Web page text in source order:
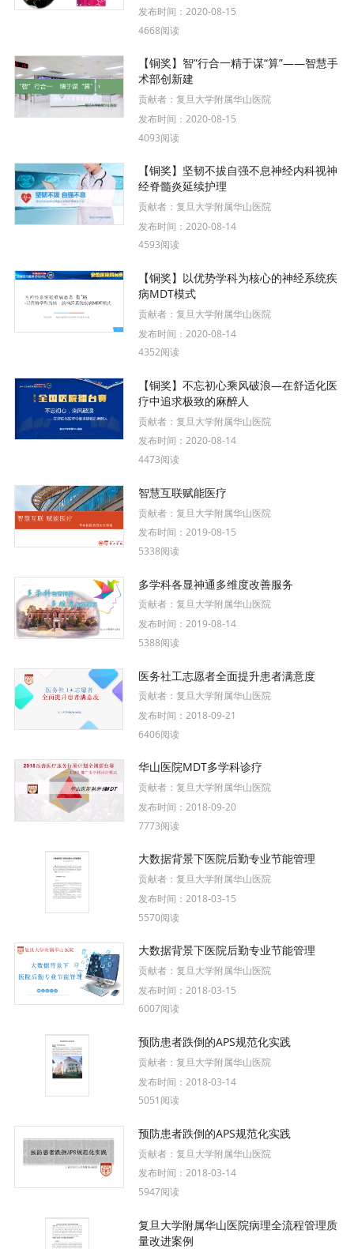
发布时间： 2020-08-15
4668阅读
【铜奖】智”行合一精于谋“算”——智慧手
术部创新建
贡献者： 复旦大学附属华山医院
发布时间： 2020-08-15
4093阅读
【铜奖】坚韧不拔自强不息神经内科视神
经脊髓炎延续护理
贡献者： 复旦大学附属华山医院
发布时间： 2020-08-14
4593阅读
【铜奖】以优势学科为核心的神经系统疾
病MDT模式
贡献者： 复旦大学附属华山医院
发布时间： 2020-08-14
4352阅读
【铜奖】不忘初心乘风破浪—在舒适化医
疗中追求极致的麻醉人
贡献者： 复旦大学附属华山医院
发布时间： 2020-08-14
4473阅读
智慧互联赋能医疗
贡献者： 复旦大学附属华山医院
发布时间： 2019-08-15
5338阅读
多学科各显神通多维度改善服务
贡献者： 复旦大学附属华山医院
发布时间： 2019-08-14
5388阅读
医务社工志愿者全面提升患者满意度
贡献者： 复旦大学附属华山医院
发布时间： 2018-09-21
6406阅读
华山医院MDT多学科诊疗
贡献者： 复旦大学附属华山医院
发布时间： 2018-09-20
7773阅读
大数据背景下医院后勤专业节能管理
贡献者： 复旦大学附属华山医院
发布时间： 2018-03-15
5570阅读
大数据背景下医院后勤专业节能管理
贡献者： 复旦大学附属华山医院
发布时间： 2018-03-15
6007阅读
预防患者跌倒的APS规范化实践
贡献者： 复旦大学附属华山医院
发布时间： 2018-03-14
5051阅读
预防患者跌倒的APS规范化实践
贡献者： 复旦大学附属华山医院
发布时间： 2018-03-14
5947阅读
复旦大学附属华山医院病理全流程管理质
量改进案例